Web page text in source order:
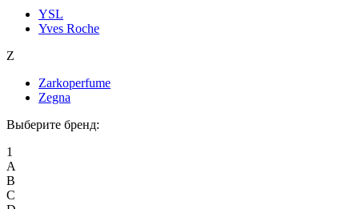
YSL
Yves Roche
Z
Zarkoperfume
Zegna
Выберите бренд:
1
A
B
C